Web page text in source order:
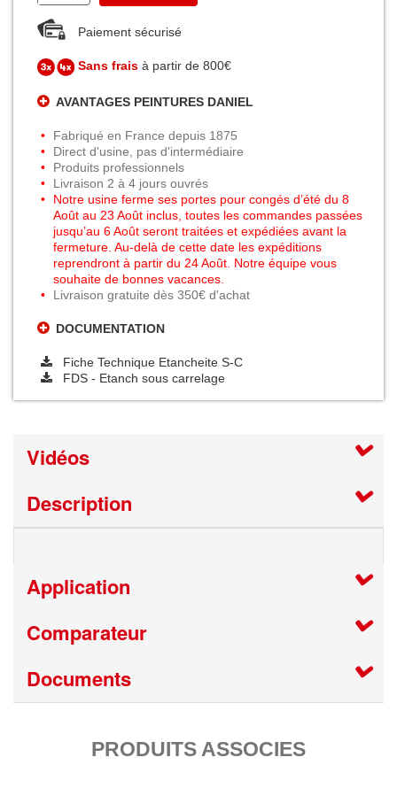
Paiement sécurisé
Sans fraisà partir de 800€
AVANTAGES PEINTURES DANIEL
Fabriqué en France depuis 1875
Direct d'usine, pas d'intermédiaire
Produits professionnels
Livraison 2 à 4 jours ouvrés
Notre usine ferme ses portes pour congés d’été du 8
Août au 23 Août inclus, toutes les commandes passées
jusqu’au 6 Août seront traitées et expédiées avant la
fermeture. Au-delà de cette date les expéditions
reprendront à partir du 24 Août. Notre équipe vous
souhaite de bonnes vacances.
Livraison gratuite dès 350€ d'achat
DOCUMENTATION
Fiche Technique Etancheite S-C
FDS - Etanch sous carrelage
Vidéos
Description
Application
Comparateur
Documents
PRODUITS ASSOCIES